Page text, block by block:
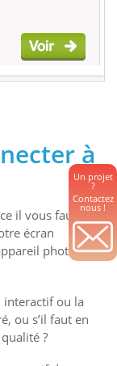
Un projet
?
Contactez
nous !
à
il vous faudra
écran
photo
interactif ou la
ou s’il faut en
?